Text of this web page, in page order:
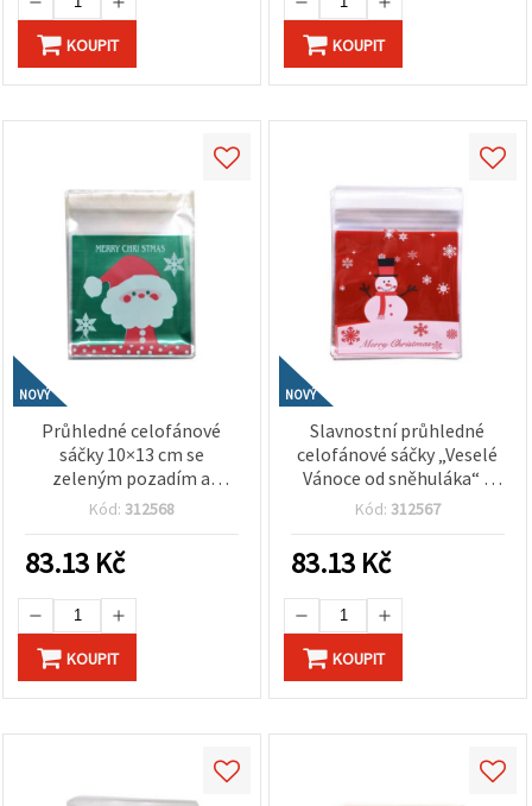
KOUPIT KOUPIT
NOVÝ
Průhledné celofánové
sáčky 10×13 cm se
zeleným pozadím a
motivem Santa Clause –
Kód: 312568
83.13 Kč
KOUPIT
NOVÝ
Slavnostní průhledné
celofánové sáčky „Veselé
Vánoce od sněhuláka“ –
10×13 cm, červené pozadí,
– ideální na vánoční
cukroví, dárky a sezónní
balení
Kód: 312567
83.13 Kč
KOUPIT